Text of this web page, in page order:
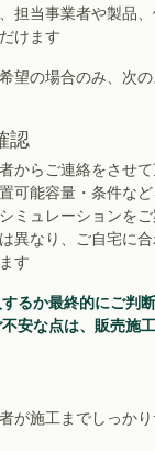
担当事業者や製品
けます
望の場合のみ、次
認
からご連絡をさせ
可能容量・条件な
ミュレーションを
異なり、ご自宅に
す
るか最終的にご判
安な点は、販売施
が施工までしっか